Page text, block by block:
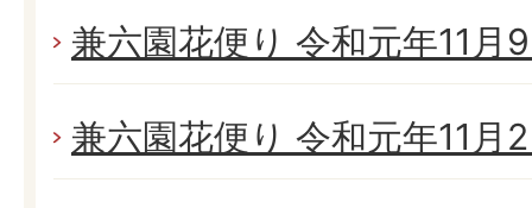
兼六園花便り 令和元年11月
兼六園花便り 令和元年11月